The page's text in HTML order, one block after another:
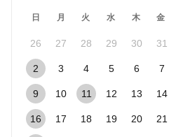
日 月 火 水 木 金
26 27 28 29 30 31
2 3 4 5 6 7
9 10 11 12 13 14
16 17 18 19 20 21